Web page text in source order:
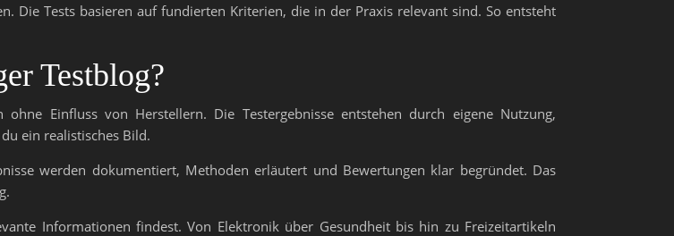
Die Tests basieren auf fundierten Kriterien, die in der Praxis relevant sind. So entsteht
Testblog?
Einfluss von Herstellern. Die Testergebnisse entstehen durch eigene Nutzung,
ein realistisches Bild.
werden dokumentiert, Methoden erläutert und Bewertungen klar begründet. Das
Informationen findest. Von Elektronik über Gesundheit bis hin zu Freizeitartikeln